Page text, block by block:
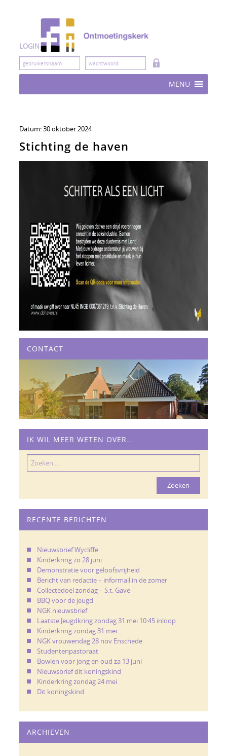
LOGIN
MENU
Datum:30 oktober 2024
Stichting de haven
CONTACT
IK WIL MEER WETEN OVER…
Zoeken
naar:
RECENTE BERICHTEN
Nieuwsbrief Wycliffe
Kinderkring zo 28 juni
Demonstratie voor geloofsvrijheid
Bericht van redactie – informail in de zomer
Collectedoel zondag – S.t. Gave
BBQ voor de jeugd
NGK nieuwsbrief
Laatste Jeugdkring zondag 31 mei 10:45 inloop
Kinderkring zondag 31 mei
NGK vrouwendag 28 nov Enschede
Studentenpastoraat
Bowlen voor jong en oud za 13 juni
Nieuwsbrief dit koningskind
Kinderkring zondag 24 mei
Dit koningskind
ARCHIEVEN